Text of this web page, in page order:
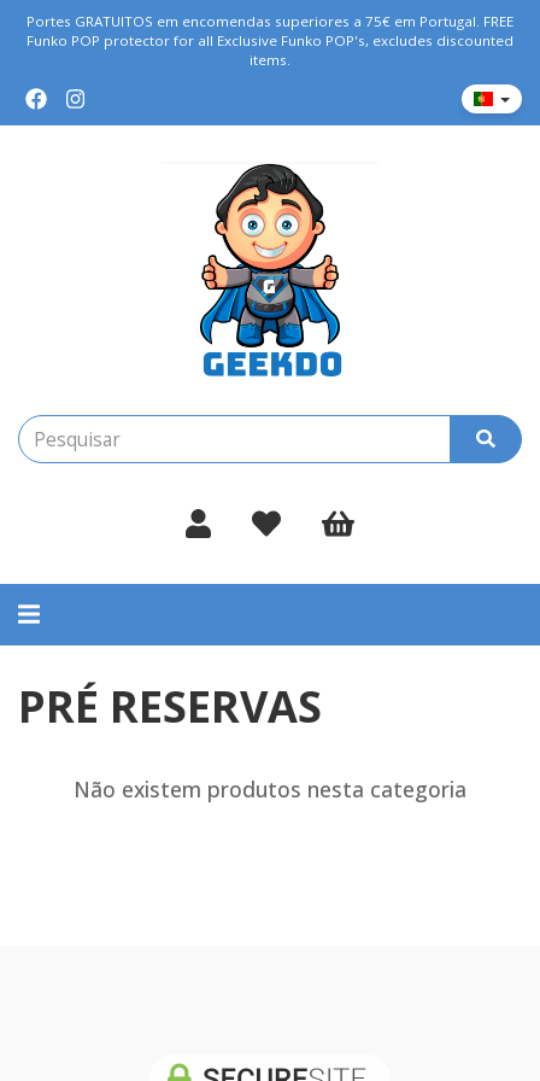
Portes GRATUITOS em encomendas superiores a 75€ em Portugal. FREE
Funko POP protector for all Exclusive Funko POP's, excludes discounted
items.
Alternar
PRÉ RESERVAS
Não existem produtos nesta categoria